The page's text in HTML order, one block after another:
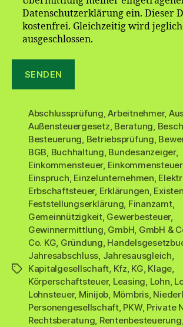
Datenschutzerklärung ein. Dieser
kostenfrei. Gleichzeitig wird
ausgeschlossen.
Schlagwörter
Abschlussprüfung,Arbeitnehmer,
Außensteuergesetz, Beratung,
Besteuerung, Betriebsprüfung,
BGB, Buchhaltung, Bundesanzeiger,
Einkommensteuer,
Einspruch, Einzelunternehmen,
Erbschaftsteuer, Erklärungen,
Feststellungserklärung, Finanzamt,
Gemeinnützigkeit, Gewerbesteuer,
Gewinnermittlung, GmbH, GmbH &
Co. KG, Gründung,
Jahresabschluss, Jahresausgleich,
Kapitalgesellschaft, Kfz, KG, Klage,
Körperschaftsteuer, Leasing, Lohn,
Lohnsteuer, Minijob, Mömbris,
Personengesellschaft, PKW, Private
Rechtsberatung, Rentenbesteuerung,